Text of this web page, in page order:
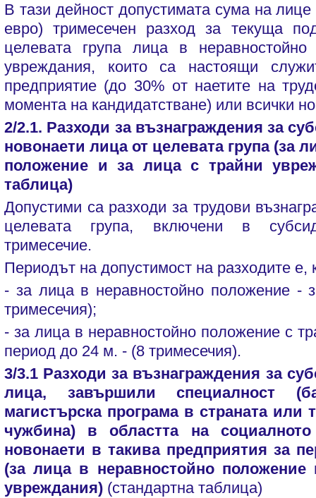
В тази дейност допустимата сума на
евро) тримесечен разход за текуща
целевата група лица в
увреждания, които са настоящи
предприятие (до 30% от наетите на
момента на кандидатстване) или всички
2/2.1. Разходи за възнаграждения за
новонаети лица от целевата група (за
положение и за лица с трайни
таблица)
Допустими са разходи за трудови
целевата група, включени в
тримесечие.
Периодът на допустимост на разходите е,
- за лица в неравностойно положение -
тримесечия);
- за лица в неравностойно положение с
период до 24 м. - (8 тримесечия).
3/3.1 Разходи за възнаграждения за
лица, завършили специалност
магистърска програма в страната или
чужбина) в областта на социалното
новонаети в такива предприятия за
(за лица в неравностойно
увреждания) (стандартна таблица)